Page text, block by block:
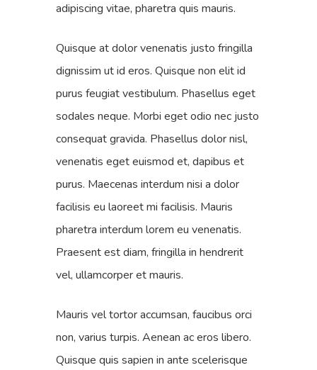
adipiscing vitae, pharetra quis mauris.
Quisque at dolor venenatis justo fringilla
dignissim ut id eros. Quisque non elit id
purus feugiat vestibulum. Phasellus eget
sodales neque. Morbi eget odio nec justo
consequat gravida. Phasellus dolor nisl,
venenatis eget euismod et, dapibus et
purus. Maecenas interdum nisi a dolor
facilisis eu laoreet mi facilisis. Mauris
pharetra interdum lorem eu venenatis.
Praesent est diam, fringilla in hendrerit
vel, ullamcorper et mauris.
Mauris vel tortor accumsan, faucibus orci
non, varius turpis. Aenean ac eros libero.
Quisque quis sapien in ante scelerisque